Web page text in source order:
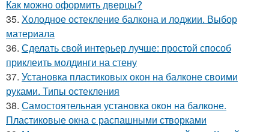
Как можно оформить дверцы?
35. Холодное остекление балкона и лоджии. Выбор
материала
36. Сделать свой интерьер лучше: простой способ
приклеить молдинги на стену
37. Установка пластиковых окон на балконе своими
руками. Типы остекления
38. Самостоятельная установка окон на балконе.
Пластиковые окна с распашными створками